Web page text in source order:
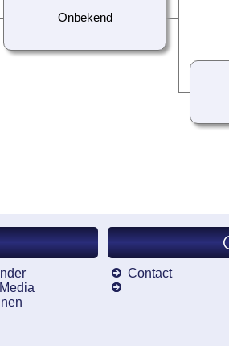
Onbekend
Contact